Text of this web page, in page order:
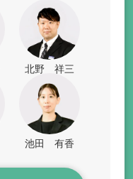
北野 祥三
池田 有香